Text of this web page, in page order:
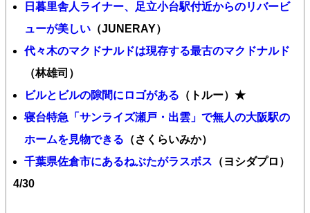
日暮里舎人ライナー、足立小台駅付近からのリバービ
ューが美しい （JUNERAY）
代々木のマクドナルドは現存する最古のマクドナルド
（林雄司）
ビルとビルの隙間にロゴがある （トルー）★
寝台特急「サンライズ瀬戸・出雲」で無人の大阪駅の
ホームを見物できる （さくらいみか）
千葉県佐倉市にあるねぶたがラスボス （ヨシダプロ）
4/30